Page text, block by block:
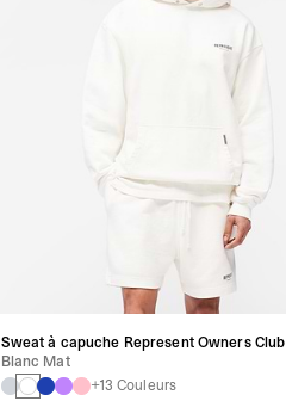
Sweat à capuche Represent Owners Club
Blanc Mat
+13 Couleurs